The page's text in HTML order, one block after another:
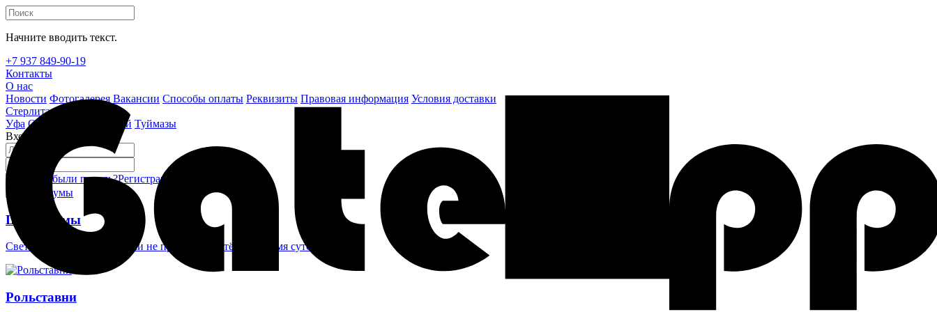
Начните вводить текст.
+7 937 849-90-19
Контакты
О нас
Новости Фотогалерея Вакансии Способы оплаты Реквизиты Правовая информация Условия доставки
Стерлитамак
Уфа Октябрьский Белебей Туймазы
Вход на сайт
Забыли пароль?Регистрация
Шлагбаумы
Светоотражающие наклейки не проглядеть в тёмное время суток
Рольставни